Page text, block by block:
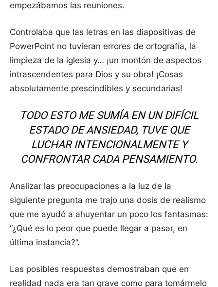
empezábamos las reuniones.
Controlaba que las letras en las diapositivas de
PowerPoint no tuvieran errores de ortografía, la
limpieza de la iglesia y… ¡un montón de aspectos
intrascendentes para Dios y su obra! ¡Cosas
absolutamente prescindibles y secundarias!
TODO ESTO ME SUMÍA EN UN DIFÍCIL
ESTADO DE ANSIEDAD, TUVE QUE
LUCHAR INTENCIONALMENTE Y
CONFRONTAR CADA PENSAMIENTO.
Analizar las preocupaciones a la luz de la
siguiente pregunta me trajo una dosis de realismo
que me ayudó a ahuyentar un poco los fantasmas:
“¿Qué es lo peor que puede llegar a pasar, en
última instancia?”.
Las posibles respuestas demostraban que en
realidad nada era tan grave como para tomármelo